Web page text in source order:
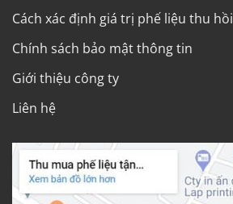
Cách xác định giá trị phế liệu thu hồi
Chính sách bảo mật thông tin
Giới thiệu công ty
Liên hệ